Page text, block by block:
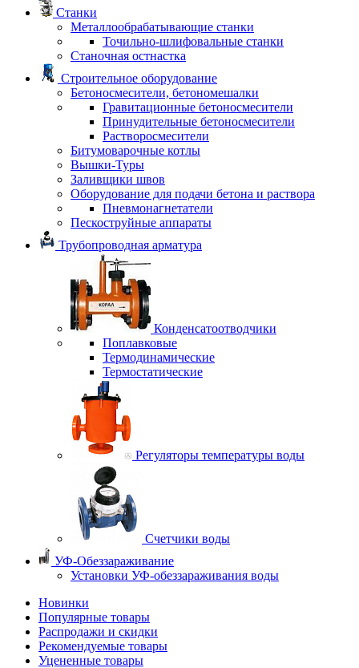
Станки
Металлообрабатывающие станки
Точильно-шлифовальные станки
Станочная остнастка
Строительное оборудование
Бетоносмесители, бетономешалки
Гравитационные бетоносмесители
Принудительные бетоносмесители
Растворосмесители
Битумоварочные котлы
Вышки-Туры
Заливщики швов
Оборудование для подачи бетона и раствора
Пневмонагнетатели
Пескоструйные аппараты
Трубопроводная арматура
Конденсатоотводчики
Поплавковые
Термодинамические
Термостатические
Регуляторы температуры воды
Счетчики воды
УФ-Обеззараживание
Установки УФ-обеззараживания воды
Новинки
Популярные товары
Распродажи и скидки
Рекомендуемые товары
Уцененные товары